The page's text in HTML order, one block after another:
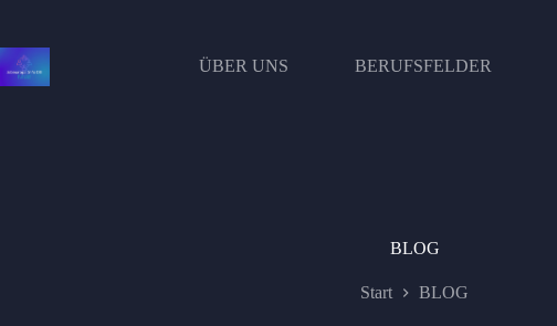
springen
ÜBER UNS
BERUFSFELDER
BLOG
Start BLOG